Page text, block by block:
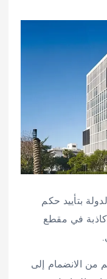
بتأييد حكم
كاذبة في مقطع
من الانضمام إلى